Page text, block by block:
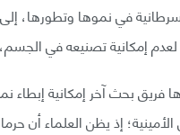
إمكانية تصنيعه في
بحث آخر إمكانية إبطاء
إذ يظن العلماء أن